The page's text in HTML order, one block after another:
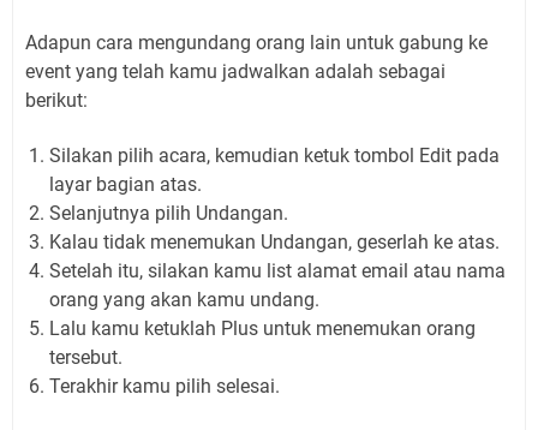
Adapun cara mengundang orang lain untuk gabung ke
event yang telah kamu jadwalkan adalah sebagai
berikut:
Silakan pilih acara, kemudian ketuk tombol Edit pada
layar bagian atas.
Selanjutnya pilih Undangan.
Kalau tidak menemukan Undangan, geserlah ke atas.
Setelah itu, silakan kamu list alamat email atau nama
orang yang akan kamu undang.
Lalu kamu ketuklah Plus untuk menemukan orang
tersebut.
Terakhir kamu pilih selesai.